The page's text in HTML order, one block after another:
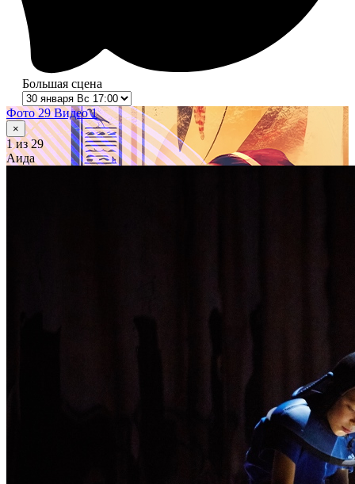
Большая сцена
Фото 29Видео 1
×
1из 29
Аида